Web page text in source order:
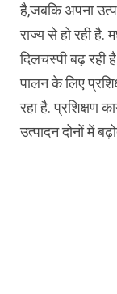
है,जबकि अपना
राज्य से हो रही
दिलचस्पी बढ़ रही
पालन के लिए
रहा है. प्रशिक्षण
उत्पादन दोनों में